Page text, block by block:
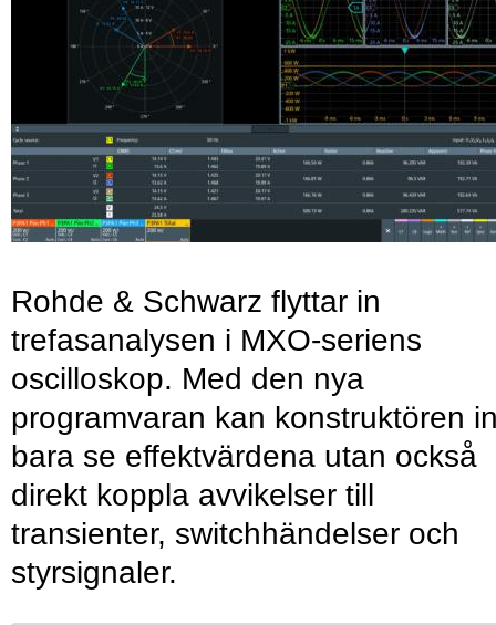
Rohde & Schwarz flyttar in
trefasanalysen i MXO-seriens
oscilloskop. Med den nya
programvaran kan konstruktören
bara se effektvärdena utan också
direkt koppla avvikelser till
transienter, switchhändelser och
styrsignaler.